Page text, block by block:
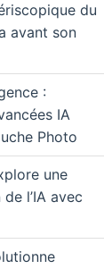
du
avant son
:
IA
Photo
une
l’IA avec